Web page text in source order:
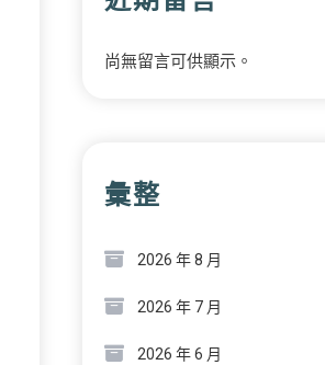
尚無留言可供顯示。
彙整
2026 年 8 月
2026 年 7 月
2026 年 6 月